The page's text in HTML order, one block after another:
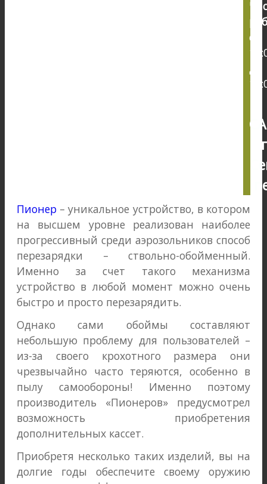
с
до
Пионер – уникальное устройство, в котором
на высшем уровне реализован наиболее
прогрессивный среди аэрозольников способ
перезарядки – ствольно-обойменный.
Именно за счет такого механизма
устройство в любой момент можно очень
быстро и просто перезарядить.
Однако сами обоймы составляют
небольшую проблему для пользователей –
из-за своего крохотного размера они
чрезвычайно часто теряются, особенно в
пылу самообороны! Именно поэтому
производитель «Пионеров» предусмотрел
возможность приобретения
дополнительных кассет.
Приобретя несколько таких изделий, вы на
долгие годы обеспечите своему оружию